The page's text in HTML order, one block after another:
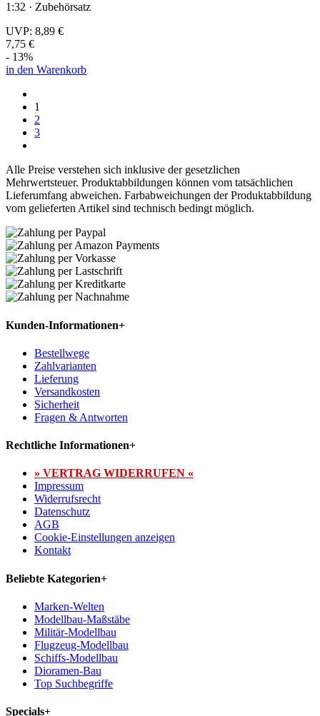
1:32 · Zubehörsatz
UVP: 8,89 €
7,75 €
- 13%
in den Warenkorb
1
2
3
Alle Preise verstehen sich inklusive der gesetzlichen
Mehrwertsteuer. Produktabbildungen können vom tatsächlichen
Lieferumfang abweichen. Farbabweichungen der Produktabbildung
vom gelieferten Artikel sind technisch bedingt möglich.
Kunden-Informationen+
Bestellwege
Zahlvarianten
Lieferung
Versandkosten
Sicherheit
Fragen & Antworten
Rechtliche Informationen+
» VERTRAG WIDERRUFEN «
Impressum
Widerrufsrecht
Datenschutz
AGB
Cookie-Einstellungen anzeigen
Kontakt
Beliebte Kategorien+
Marken-Welten
Modellbau-Maßstäbe
Militär-Modellbau
Flugzeug-Modellbau
Schiffs-Modellbau
Dioramen-Bau
Top Suchbegriffe
Specials+